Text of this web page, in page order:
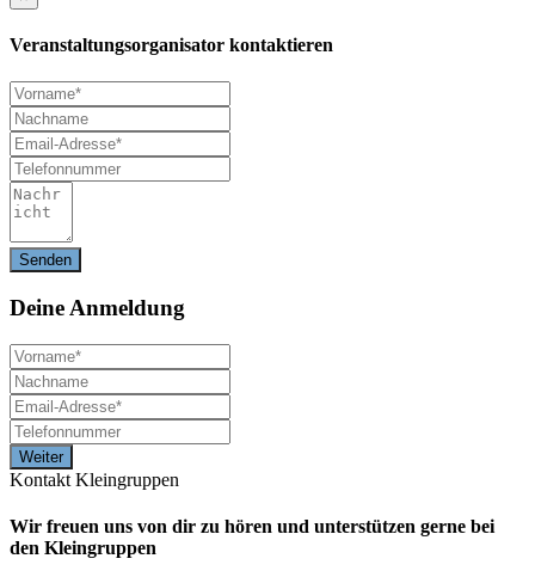
Veranstaltungsorganisator kontaktieren
Deine Anmeldung
Kontakt Kleingruppen
Wir freuen uns von dir zu hören und unterstützen gerne bei
den Kleingruppen